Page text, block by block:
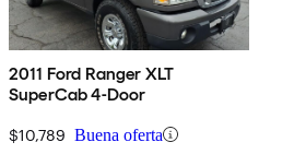
2011 Ford Ranger XLT
SuperCab 4-Door
$10,789 Buena oferta